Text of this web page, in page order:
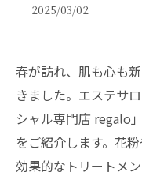
2025/03/02
春が訪れ、肌も心も
きました。エステサ
シャル専門店 regalo
をご紹介します。花
効果的なトリートメ